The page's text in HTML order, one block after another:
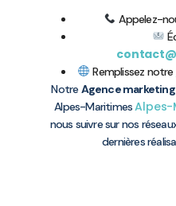
Appelez-
Remplissez notre
Notre Agence marketing
Alpes-MaritimesAlpes-
nous suivre sur nos
dernières